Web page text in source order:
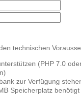
technischen
(PHP 7.0
zur Verfügung
Speicherplatz